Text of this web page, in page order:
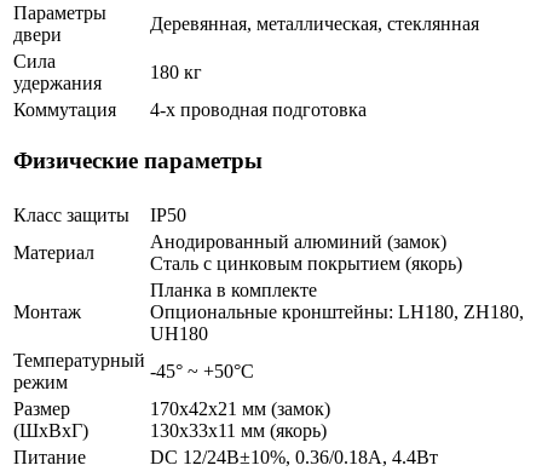
Параметры
двери
Деревянная, металлическая, стеклянная
Сила
удержания
180 кг
Коммутация
4-х проводная подготовка
Физические параметры
Класс защиты
IP50
Материал
Анодированный алюминий (замок)
Сталь с цинковым покрытием (якорь)
Монтаж
Планка в комплекте
Опциональные кронштейны: LH180, ZH180,
UH180
Температурный
режим
-45° ~ +50°С
Размер
(ШxВxГ)
170x42x21 мм (замок)
130x33x11 мм (якорь)
Питание
DC 12/24В±10%, 0.36/0.18А, 4.4Вт